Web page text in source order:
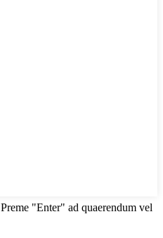
Preme "Enter" ad quaerendum vel